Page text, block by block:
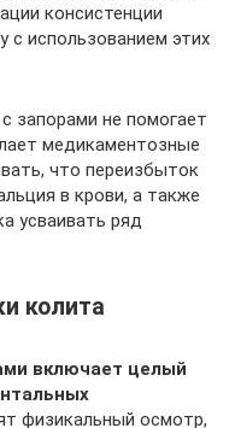
консистенции
с использованием этих
запорами не помогает
медикаментозные
что переизбыток
в крови, а также
усваивать ряд
колита
включает целый
физикальный осмотр,